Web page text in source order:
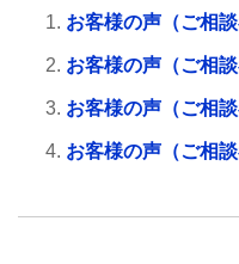
お客様の声（ご相
お客様の声（ご相
お客様の声（ご相
お客様の声（ご相